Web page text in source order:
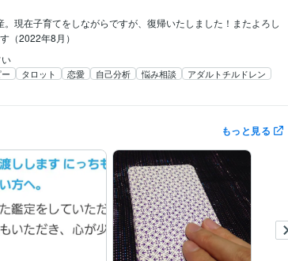
現在子育てをしながらですが、復帰いたしました！またよろし
（2022年8月）
タロット 恋愛 自己分析 悩み相談 アダルトチルドレン
もっと見る